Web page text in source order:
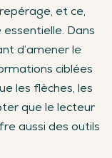
et ce,
Dans
d’amener le
ciblées
les flèches, les
que le lecteur
aussi des outils